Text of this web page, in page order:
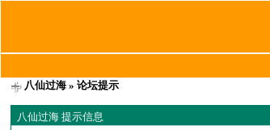
八仙过海 » 论坛提示
八仙过海 提示信息